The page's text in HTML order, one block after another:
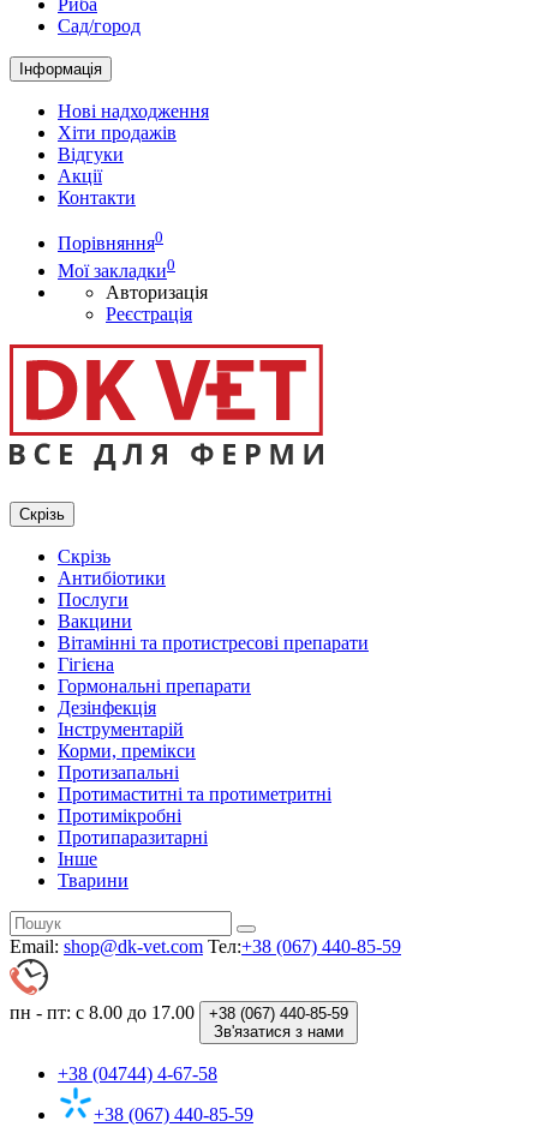
Риба
Сад/город
Інформація
Нові надходження
Хіти продажів
Відгуки
Акції
Контакти
Порівняння0
Мої закладки0
Авторизація
Реєстрація
Скрізь
Скрізь
Антибіотики
Послуги
Вакцини
Вітамінні та протистресові препарати
Гігієна
Гормональні препарати
Дезінфекція
Інструментарій
Корми, премікси
Протизапальні
Протимаститні та протиметритні
Протимікробні
Протипаразитарні
Інше
Тварини
Email: shop@dk-vet.com Тел:+38 (067) 440-85-59
пн - пт: с 8.00 до 17.00 +38 (067) 440-85-59
Зв'язатися з нами
+38 (04744) 4-67-58
+38 (067) 440-85-59